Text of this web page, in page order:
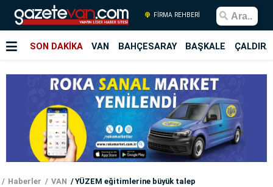
FİRMA REHBERİ
SON DAKİKA VAN BAHÇESARAY BAŞKALE
Haberler VAN YÜZEM eğitimlerine büyük talep